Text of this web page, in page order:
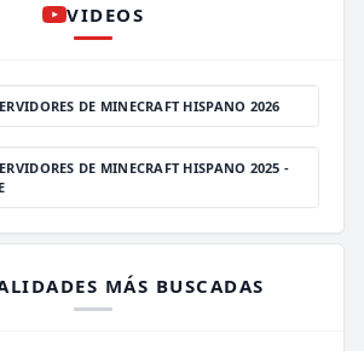
VIDEOS
DE MINECRAFT HISPANO 2026
DE MINECRAFT HISPANO 2025 -
MÁS BUSCADAS